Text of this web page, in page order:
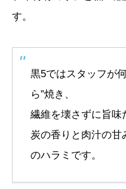
す。
黒5ではスタッフが
ら”焼き、
繊維を壊さずに旨味
炭の香りと肉汁の甘
のハラミです。